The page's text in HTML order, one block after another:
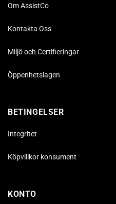
Om AssistCo
Kontakta Oss
Miljö och Certifieringar
Öppenhetslagen
BETINGELSER
Integritet
Köpvillkor konsument
KONTO